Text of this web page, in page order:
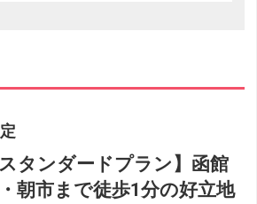
スタンダードプラン】函館
朝市まで徒歩1分の好立地